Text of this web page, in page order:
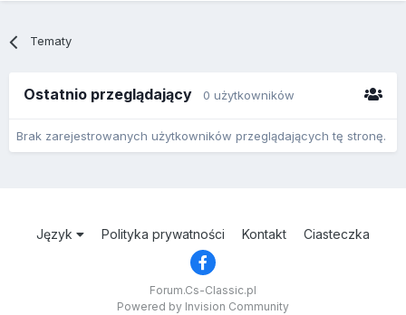
Tematy
Ostatnio przeglądający 0 użytkowników
Brak zarejestrowanych użytkowników przeglądających tę stronę.
Język Polityka prywatności Kontakt Ciasteczka
Forum.Cs-Classic.pl
Powered by Invision Community